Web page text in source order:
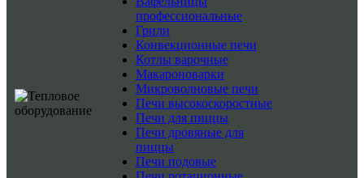
профессиональные
Грили
Конвекционные печи
Котлы варочные
Макароноварки
Микроволновые печи
Печи высокоскоростные
Печи для пиццы
Печи дровяные для
пиццы
Печи подовые